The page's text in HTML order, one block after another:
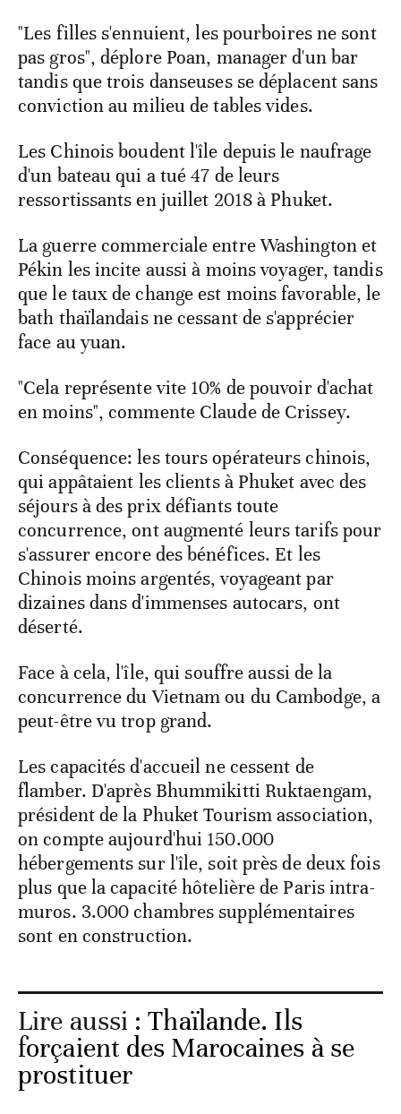
"Les filles s'ennuient, les pourboires ne sont
pas gros", déplore Poan, manager d'un bar
tandis que trois danseuses se déplacent sans
conviction au milieu de tables vides.
Les Chinois boudent l'île depuis le naufrage
d'un bateau qui a tué 47 de leurs
ressortissants en juillet 2018 à Phuket.
La guerre commerciale entre Washington et
Pékin les incite aussi à moins voyager, tandis
que le taux de change est moins favorable, le
bath thaïlandais ne cessant de s'apprécier
face au yuan.
"Cela représente vite 10% de pouvoir d'achat
en moins", commente Claude de Crissey.
Conséquence: les tours opérateurs chinois,
qui appâtaient les clients à Phuket avec des
séjours à des prix défiants toute
concurrence, ont augmenté leurs tarifs pour
s'assurer encore des bénéfices. Et les
Chinois moins argentés, voyageant par
dizaines dans d'immenses autocars, ont
déserté.
Face à cela, l'île, qui souffre aussi de la
concurrence du Vietnam ou du Cambodge, a
peut-être vu trop grand.
Les capacités d'accueil ne cessent de
flamber. D'après Bhummikitti Ruktaengam,
président de la Phuket Tourism association,
on compte aujourd'hui 150.000
hébergements sur l'île, soit près de deux fois
plus que la capacité hôtelière de Paris intra-
muros. 3.000 chambres supplémentaires
sont en construction.
Lire aussi :Thaïlande. Ils
forçaient des Marocaines à se
prostituer